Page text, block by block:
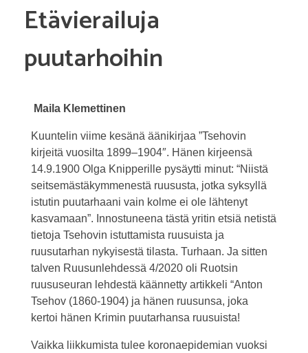
Etävierailuja
puutarhoihin
Maila Klemettinen
Kuuntelin viime kesänä äänikirjaa ”Tsehovin
kirjeitä vuosilta 1899–1904″. Hänen kirjeensä
14.9.1900 Olga Knipperille pysäytti minut: “Niistä
seitsemästäkymmenestä ruususta, jotka syksyllä
istutin puutarhaani vain kolme ei ole lähtenyt
kasvamaan”. Innostuneena tästä yritin etsiä netistä
tietoja Tsehovin istuttamista ruusuista ja
ruusutarhan nykyisestä tilasta. Turhaan. Ja sitten
talven Ruusunlehdessä 4/2020 oli Ruotsin
ruususeuran lehdestä käännetty artikkeli “Anton
Tsehov (1860-1904) ja hänen ruusunsa, joka
kertoi hänen Krimin puutarhansa ruusuista!
Vaikka liikkumista tulee koronaepidemian vuoksi